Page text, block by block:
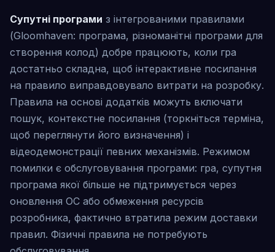
Супутні програми з інтегрованими правилами
(Gloomhaven: програма, різноманітні програми для
створення колод) добре працюють, коли гра
достатньо складна, щоб інтерактивне посилання
на правило виправдовувало витрати на розробку.
Правила на основі додатків можуть включати
пошук, контекстне посилання (торкніться терміна,
щоб переглянути його визначення) і
відеодемонстрації певних механізмів. Режимом
помилки є обслуговування програми: гра, супутня
програма якої більше не підтримується через
оновлення ОС або обмеження ресурсів
розробника, фактично втратила режим доставки
правил. Фізичні правила не потребують